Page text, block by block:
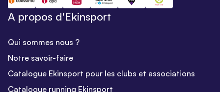
A propos d'Ekinsport
Qui sommes nous ?
Notre savoir-faire
Catalogue Ekinsport pour les clubs et associations
Catalogue running Ekinsport